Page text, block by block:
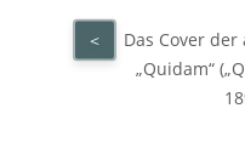
Das Cover
„Quidam“
<